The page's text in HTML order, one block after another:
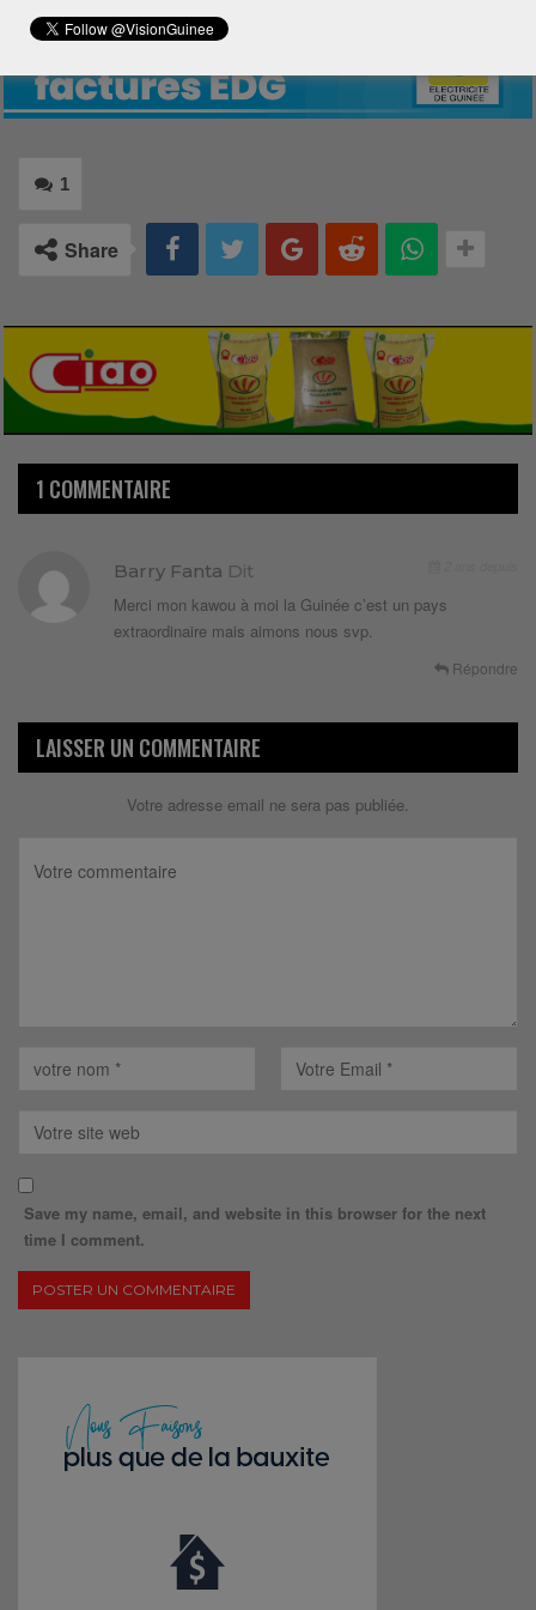
1
Share
1 COMMENTAIRE
Barry Fanta Dit
Merci mon kawou à moi la Guinée c’est un pays
extraordinaire mais aimons nous svp.
Répondre
LAISSER UN COMMENTAIRE
Votre adresse email ne sera pas publiée.
Save my name, email, and website in this browser for the next
time I comment.